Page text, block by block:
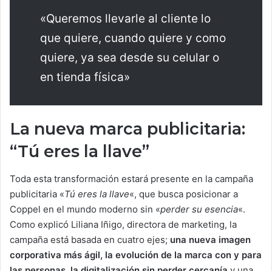
«Queremos llevarle al cliente lo
que quiere, cuando quiere y como
quiere, ya sea desde su celular o
en tienda física»
La nueva marca publicitaria:
“Tú eres la llave”
Toda esta transformación estará presente en la campaña
publicitaria «Tú eres la llave«, que busca posicionar a
Coppel en el mundo moderno sin «perder su esencia«.
Como explicó Liliana Iñigo, directora de marketing, la
campaña está basada en cuatro ejes; una nueva imagen
corporativa más ágil, la evolución de la marca con y para